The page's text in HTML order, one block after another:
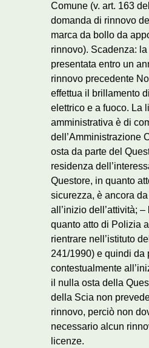
Comune (v. art. 163
domanda di rinnovo
marca da bollo da
rinnovo). Scadenza:
presentata entro un
rinnovo precedente
effettua il brillamento
elettrico e a fuoco. La
amministrativa è di
dell’Amministrazione
osta da parte del
residenza
Questore, in quanto
sicurezza, è ancora
all’inizio dell’attività;
quanto atto di Polizia
rientrare nell’istituto
241/1990) e quindi da
contestualmente
il nulla osta della
della Scia non
rinnovo, perciò non
necessario alcun
licenze.